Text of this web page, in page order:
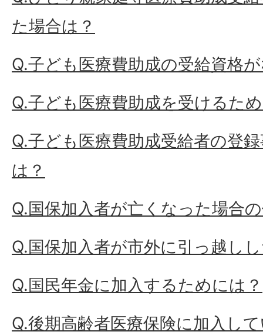
た場合は？
Q.子ども医療費助成の受給資格
Q.子ども医療費助成を受けるた
Q.子ども医療費助成受給者の登
は？
Q.国保加入者が亡くなった場合
Q.国保加入者が市外に引っ越し
Q.国民年金に加入するためには？
Q.後期高齢者医療保険に加入し